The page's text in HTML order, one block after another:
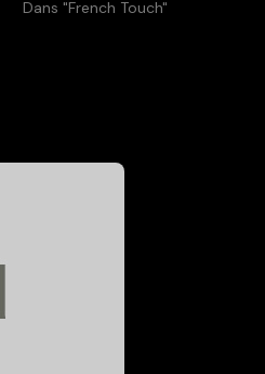
Dans "French Touch"